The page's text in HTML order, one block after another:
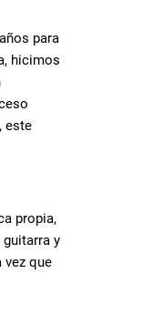
para
hicimos
este
propia,
y
vez que